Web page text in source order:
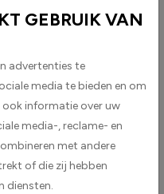
zijn ideaal voor het markeren
tekst voor optimale
geldende normen.
om leidingen en
zoals bij begin- en
GEBRUIK VAN
advertenties te
media te bieden en om
ook informatie over uw
media-, reclame- en
met andere
of die zij hebben
diensten.